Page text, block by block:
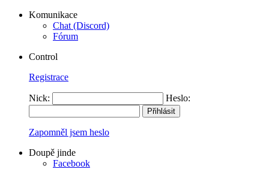
Komunikace
Chat (Discord)
Fórum
Control
Registrace
Nick: Heslo:
Zapomněl jsem heslo
Doupě jinde
Facebook